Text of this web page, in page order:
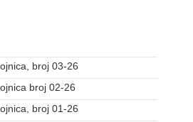
broj 03-26
broj 02-26
broj 01-26